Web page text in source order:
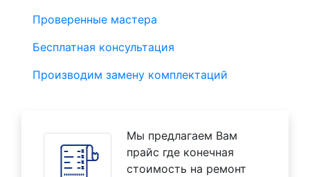
Проверенные мастера
Бесплатная консультация
Производим замену комплектаций
Мы предлагаем Вам
прайс где конечная
стоимость на ремонт